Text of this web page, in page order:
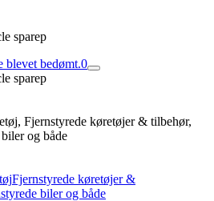
sparep
blevet bedømt.0
sparep
Fjernstyrede køretøjer & tilbehør,
og både
Fjernstyrede køretøjer &
biler og både